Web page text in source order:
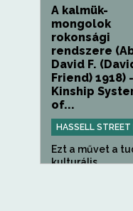
A kalmük-
mongolok
rokonsági
rendszere
David F.
Friend) 1918)
Kinship
of...
HASSELL STREET
Ezt a művet a
kulturális